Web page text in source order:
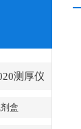
测厚仪
盒